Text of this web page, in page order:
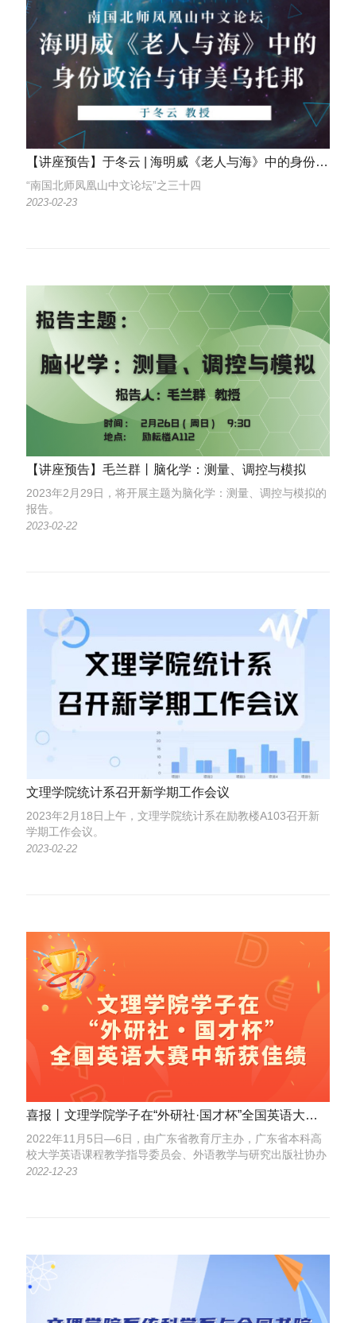
【讲座预告】于冬云 | 海明威《老人与海》中的身份政治与审美乌托邦
“南国北师凤凰山中文论坛”之三十四
2023-02-23
【讲座预告】毛兰群丨脑化学：测量、调控与模拟
2023年2月29日，将开展主题为脑化学：测量、调控与模拟的
报告。
2023-02-22
文理学院统计系召开新学期工作会议
2023年2月18日上午，文理学院统计系在励教楼A103召开新
学期工作会议。
2023-02-22
喜报丨文理学院学子在“外研社·国才杯”全国英语大赛中斩获佳绩
2022年11月5日—6日，由广东省教育厅主办，广东省本科高
校大学英语课程教学指导委员会、外语教学与研究出版社协办
的2022年广东省大学生英语演讲大赛暨“外研社·国才杯”全国
2022-12-23